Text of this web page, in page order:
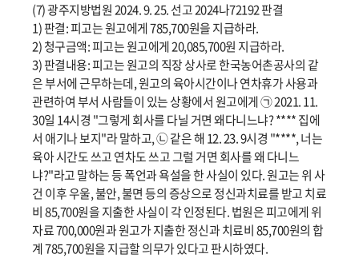
(7) 광주지방법원 2024. 9. 25. 선고 2024나72192 판결
1) 판결: 피고는 원고에게 785,700원을 지급하라.
2) 청구금액: 피고는 원고에게 20,085,700원 지급하라.
3) 판결내용: 피고는 원고의 직장 상사로 한국농어촌공사의 같
은 부서에 근무하는데, 원고의 육아시간이나 연차휴가 사용과
관련하여 부서 사람들이 있는 상황에서 원고에게 ㉠ 2021. 11.
30일 14시경 "그렇게 회사를 다닐 거면 왜다니느냐? **** 집에
서 애기나 보지"라 말하고, ㉡ 같은 해 12. 23. 9시경 "****, 너는
육아 시간도 쓰고 연차도 쓰고 그럴 거면 회사를 왜 다니느
냐?"라고 말하는 등 폭언과 욕설을 한 사실이 있다. 원고는 위 사
건 이후 우울, 불안, 불면 등의 증상으로 정신과치료를 받고 치료
비 85,700원을 지출한 사실이 각 인정된다. 법원은 피고에게 위
자료 700,000원과 원고가 지출한 정신과 치료비 85,700원의 합
계 785,700원을 지급할 의무가 있다고 판시하였다.